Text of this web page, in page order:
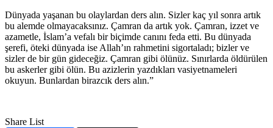
Dünyada yaşanan bu olaylardan ders alın. Sizler kaç yıl sonra artık
bu alemde olmayacaksınız. Çamran da artık yok. Çamran, izzet ve
azametle, İslam’a vefalı bir biçimde canını feda etti. Bu dünyada
şerefi, öteki dünyada ise Allah’ın rahmetini sigortaladı; bizler ve
sizler de bir gün gideceğiz. Çamran gibi ölünüz. Sınırlarda öldürülen
bu askerler gibi ölün. Bu azizlerin yazdıkları vasiyetnameleri
okuyun. Bunlardan birazcık ders alın.”
Share List